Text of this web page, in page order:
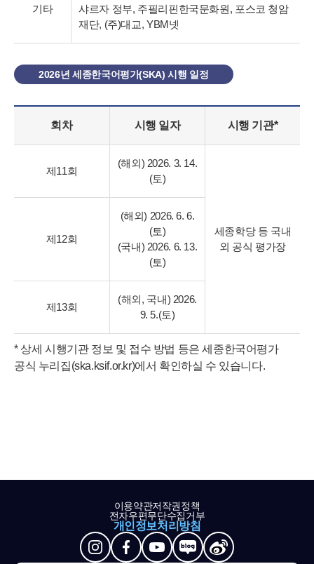
기타
샤르자 정부, 주필리핀한국문화원, 포스코 청암
재단, (주)대교, YBM넷
2026년 세종한국어평가(SKA) 시행 일정
회차 시행 일자 시행 기관*
제11회
(해외) 2026. 3. 14.
(토)
세종학당 등 국내
외 공식 평가장
제12회
(해외) 2026. 6. 6.
(토)
(국내) 2026. 6. 13.
(토)
제13회
(해외, 국내) 2026.
9. 5.(토)
* 상세 시행기관 정보 및 접수 방법 등은 세종한국어평가
공식 누리집(ska.ksif.or.kr)에서 확인하실 수 있습니다.
이용약관저작권정책
전자우편무단수집거부
개인정보처리방침